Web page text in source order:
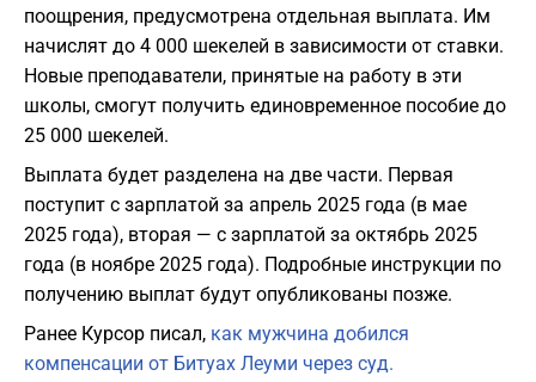
поощрения, предусмотрена отдельная выплата. Им
начислят до 4 000 шекелей в зависимости от ставки.
Новые преподаватели, принятые на работу в эти
школы, смогут получить единовременное пособие до
25 000 шекелей.
Выплата будет разделена на две части. Первая
поступит с зарплатой за апрель 2025 года (в мае
2025 года), вторая — с зарплатой за октябрь 2025
года (в ноябре 2025 года). Подробные инструкции по
получению выплат будут опубликованы позже.
Ранее Курсор писал, как мужчина добился
компенсации от Битуах Леуми через суд.